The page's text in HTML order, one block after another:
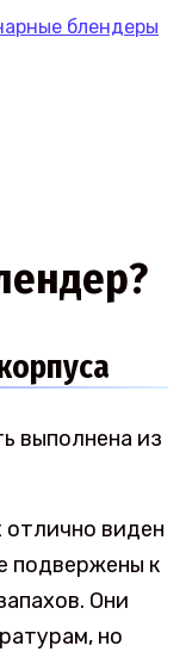
блендеры
выполнена из
отлично виден
подвержены к
Они
но